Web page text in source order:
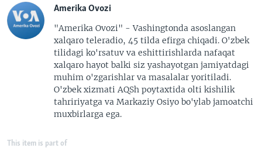
Amerika Ovozi
"Amerika Ovozi" - Vashingtonda asoslangan
xalqaro teleradio, 45 tilda efirga chiqadi. O'zbek
tilidagi ko'rsatuv va eshittirishlarda nafaqat
xalqaro hayot balki siz yashayotgan jamiyatdagi
muhim o'zgarishlar va masalalar yoritiladi.
O'zbek xizmati AQSh poytaxtida olti kishilik
tahririyatga va Markaziy Osiyo bo'ylab jamoatchi
muxbirlarga ega.
This item is part of